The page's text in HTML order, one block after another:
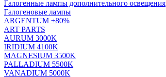
Галогенные лампы дополнительного освещения
Галогеновые лампы
ARGENTUM +80%
ART PARTS
AURUM 3000K
IRIDIUM 4100K
MAGNESIUM 3500K
PALLADIUM 5500K
VANADIUM 5000K